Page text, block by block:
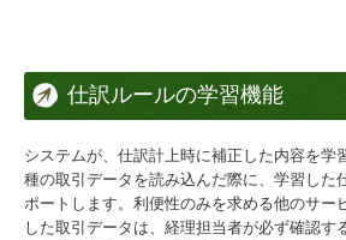
仕訳ルールの学習機能
システムが、仕訳計上時に補正した内容を学
種の取引データを読み込んだ際に、学習した
ポートします。利便性のみを求める他のサー
した取引データは、経理担当者が必ず確認す